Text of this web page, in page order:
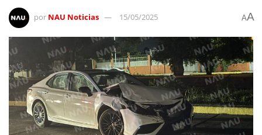
por NAU Noticias 15/05/2025 AA